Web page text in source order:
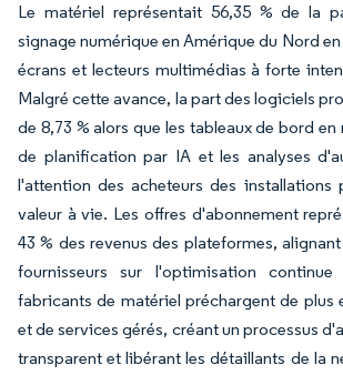
Le matériel représentait 56,35 % de la
signage numérique en Amérique du Nord en
écrans et lecteurs multimédias à forte
Malgré cette avance, la part des logiciels
de 8,73 % alors que les tableaux de bord en
de planification par IA et les analyses
l'attention des acheteurs des installations
valeur à vie. Les offres d'abonnement
43 % des revenus des plateformes,
fournisseurs sur l'optimisation
fabricants de matériel préchargent de plus
et de services gérés, créant un processus
transparent et libérant les détaillants de la